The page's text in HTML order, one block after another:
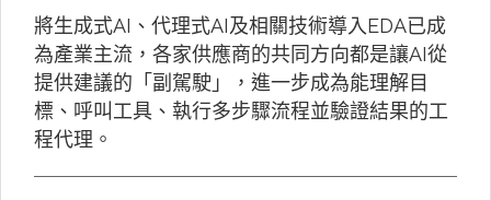
將生成式AI、代理式AI及相關技術導入EDA已成
為產業主流，各家供應商的共同方向都是讓AI從
提供建議的「副駕駛」，進一步成為能理解目
標、呼叫工具、執行多步驟流程並驗證結果的工
程代理。